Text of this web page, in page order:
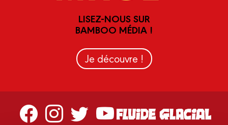
LISEZ-NOUS SUR
BAMBOO MÉDIA !
Je découvre !